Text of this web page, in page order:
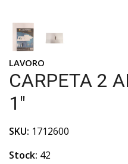
LAVORO
CARPETA 2
1"
SKU: 1712600
Stock: 42